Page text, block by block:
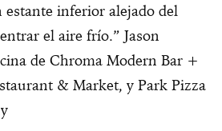
inferior alejado del
el aire frío.” Jason
de Chroma Modern Bar +
& Market, y Park Pizza